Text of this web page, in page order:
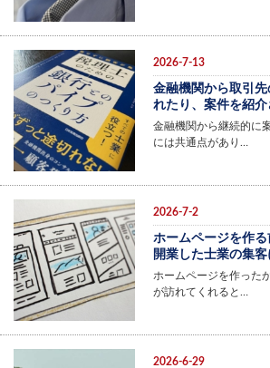
2026-7-13
金融機関から取引
れたり、案件を紹介
金融機関から継続的に
には共通点があり…
2026-7-2
ホームページを作
開業した士業の集客
ホームページを作った
が訪れてくれると…
2026-6-29